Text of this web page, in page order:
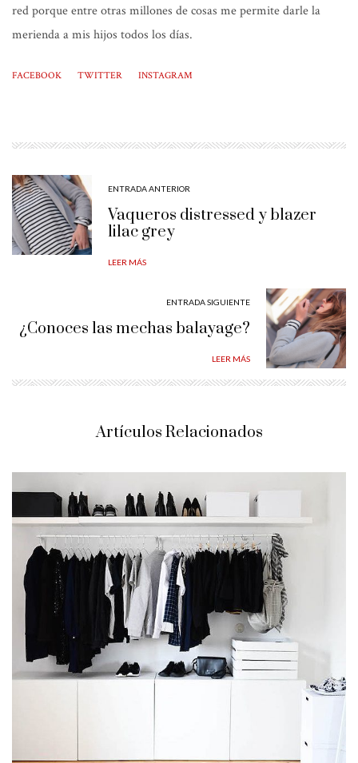
red porque entre otras millones de cosas me permite darle la
merienda a mis hijos todos los días.
FACEBOOK TWITTER INSTAGRAM
ENTRADA ANTERIOR
Vaqueros distressed y blazer
lilac grey
LEER MÁS
ENTRADA SIGUIENTE
¿Conoces las mechas balayage?
LEER MÁS
Artículos Relacionados